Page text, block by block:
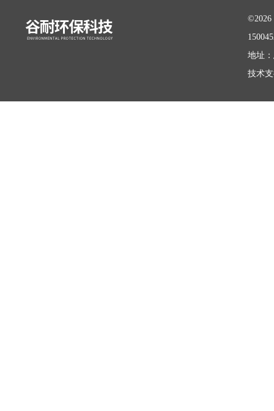
©2026
地址
技术